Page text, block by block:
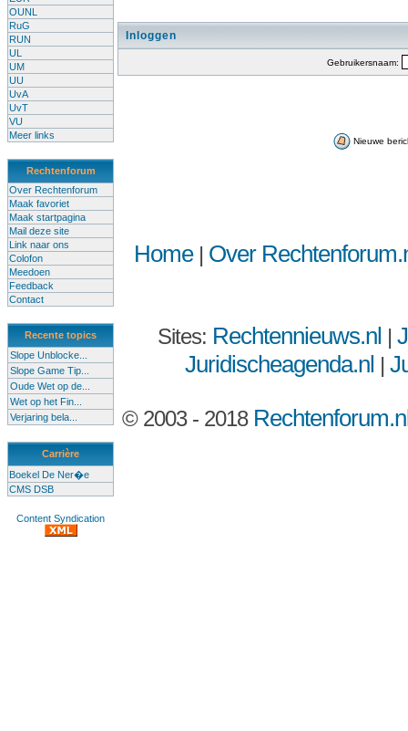
OUNL
RuG
RUN
UL
UM
UU
UvA
UvT
VU
Meer links
Rechtenforum
Over Rechtenforum
Maak favoriet
Maak startpagina
Mail deze site
Link naar ons
Colofon
Meedoen
Feedback
Contact
Recente topics
Slope Unblocke...
Slope Game Tip...
Oude Wet op de...
Wet op het Fin...
Verjaring bela...
Carrière
Boekel De Ner�e
CMS DSB
Content Syndication
Inloggen
Gebruikersnaam:
Nieuwe
Home| Over
Sites: Rechtennieuws.nl |
Juridischeagenda.nl |
© 2003 - 2018